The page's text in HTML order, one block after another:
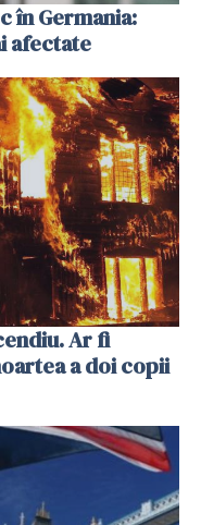
în Germania:
afectate
Ar fi
a doi copii